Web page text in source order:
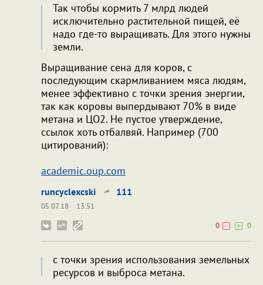
Так чтобы кормить 7 млрд людей
исключительно растительной пищей, её
надо где-то выращивать. Для этого нужны
земли.
Выращивание сена для коров, с
последующим скармливанием мяса людям,
менее эффективно с точки зрения энергии,
так как коровы выпердывают 70% в виде
метана и ЦО2. Не пустое утверждение,
ссылок хоть отбалвяй. Например (700
цитирований):
academic.oup.com
runcyclexcski 111
05.07.18
13:51
0
0
с точки зрения использования земельных
ресурсов и выброса метана.